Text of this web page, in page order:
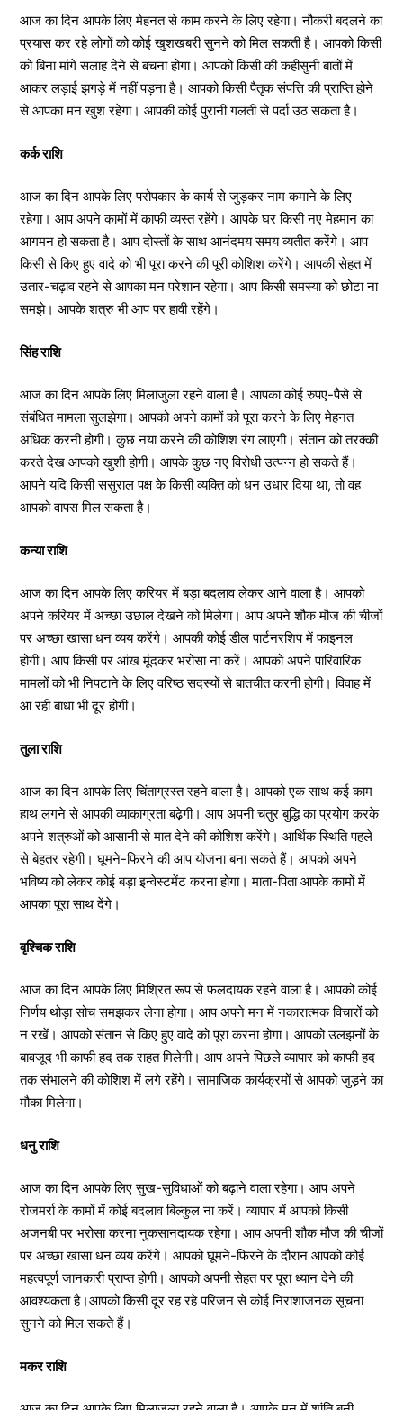
आज का दिन आपके लिए मेहनत से काम करने के लिए रहेगा। नौकरी बदलने का
प्रयास कर रहे लोगों को कोई खुशखबरी सुनने को मिल सकती है। आपको किसी
को बिना मांगे सलाह देने से बचना होगा। आपको किसी की कहीसुनी बातों में
आकर लड़ाई झगड़े में नहीं पड़ना है। आपको किसी पैतृक संपत्ति की प्राप्ति होने
से आपका मन खुश रहेगा। आपकी कोई पुरानी गलती से पर्दा उठ सकता है।
कर्क राशि
आज का दिन आपके लिए परोपकार के कार्य से जुड़कर नाम कमाने के लिए
रहेगा। आप अपने कामों में काफी व्यस्त रहेंगे। आपके घर किसी नए मेहमान का
आगमन हो सकता है। आप दोस्तों के साथ आनंदमय समय व्यतीत करेंगे। आप
किसी से किए हुए वादे को भी पूरा करने की पूरी कोशिश करेंगे। आपकी सेहत में
उतार-चढ़ाव रहने से आपका मन परेशान रहेगा। आप किसी समस्या को छोटा ना
समझे। आपके शत्रु भी आप पर हावी रहेंगे।
सिंह राशि
आज का दिन आपके लिए मिलाजुला रहने वाला है। आपका कोई रुपए-पैसे से
संबंधित मामला सुलझेगा। आपको अपने कामों को पूरा करने के लिए मेहनत
अधिक करनी होगी। कुछ नया करने की कोशिश रंग लाएगी। संतान को तरक्की
करते देख आपको खुशी होगी। आपके कुछ नए विरोधी उत्पन्न हो सकते हैं।
आपने यदि किसी ससुराल पक्ष के किसी व्यक्ति को धन उधार दिया था, तो वह
आपको वापस मिल सकता है।
कन्या राशि
आज का दिन आपके लिए करियर में बड़ा बदलाव लेकर आने वाला है। आपको
अपने करियर में अच्छा उछाल देखने को मिलेगा। आप अपने शौक मौज की चीजों
पर अच्छा खासा धन व्यय करेंगे। आपकी कोई डील पार्टनरशिप में फाइनल
होगी। आप किसी पर आंख मूंदकर भरोसा ना करें। आपको अपने पारिवारिक
मामलों को भी निपटाने के लिए वरिष्ठ सदस्यों से बातचीत करनी होगी। विवाह में
आ रही बाधा भी दूर होगी।
तुला राशि
आज का दिन आपके लिए चिंताग्रस्त रहने वाला है। आपको एक साथ कई काम
हाथ लगने से आपकी व्याकाग्रता बढ़ेगी। आप अपनी चतुर बुद्धि का प्रयोग करके
अपने शत्रुओं को आसानी से मात देने की कोशिश करेंगे। आर्थिक स्थिति पहले
से बेहतर रहेगी। घूमने-फिरने की आप योजना बना सकते हैं। आपको अपने
भविष्य को लेकर कोई बड़ा इन्वेस्टमेंट करना होगा। माता-पिता आपके कामों में
आपका पूरा साथ देंगे।
वृश्चिक राशि
आज का दिन आपके लिए मिश्रित रूप से फलदायक रहने वाला है। आपको कोई
निर्णय थोड़ा सोच समझकर लेना होगा। आप अपने मन में नकारात्मक विचारों को
न रखें। आपको संतान से किए हुए वादे को पूरा करना होगा। आपको उलझनों के
बावजूद भी काफी हद तक राहत मिलेगी। आप अपने पिछले व्यापार को काफी हद
तक संभालने की कोशिश में लगे रहेंगे। सामाजिक कार्यक्रमों से आपको जुड़ने का
मौका मिलेगा।
धनु राशि
आज का दिन आपके लिए सुख-सुविधाओं को बढ़ाने वाला रहेगा। आप अपने
रोजमर्रा के कामों में कोई बदलाव बिल्कुल ना करें। व्यापार में आपको किसी
अजनबी पर भरोसा करना नुकसानदायक रहेगा। आप अपनी शौक मौज की चीजों
पर अच्छा खासा धन व्यय करेंगे। आपको घूमने-फिरने के दौरान आपको कोई
महत्वपूर्ण जानकारी प्राप्त होगी। आपको अपनी सेहत पर पूरा ध्यान देने की
आवश्यकता है।आपको किसी दूर रह रहे परिजन से कोई निराशाजनक सूचना
सुनने को मिल सकते हैं।
मकर राशि